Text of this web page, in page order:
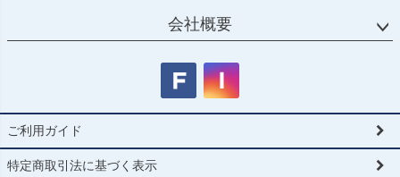
会社概要
ご利用ガイド
特定商取引法に基づく表示